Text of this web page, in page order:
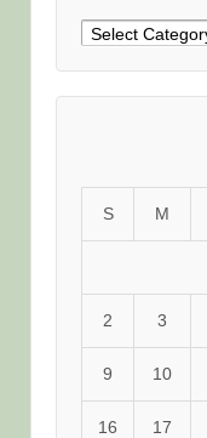
文
S M
2 3
9 10
16 17